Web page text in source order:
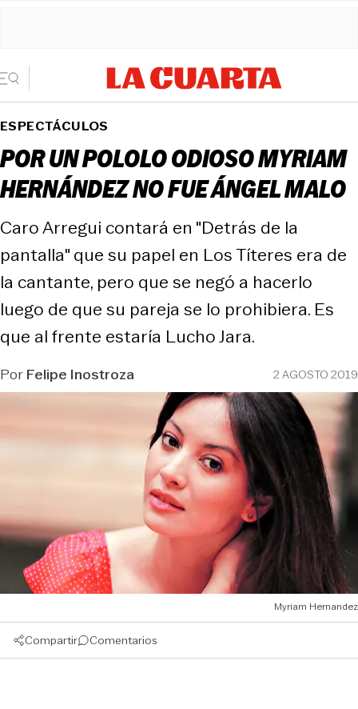
ESPECTÁCULOS
POR UN POLOLO ODIOSO MYRIAM
HERNÁNDEZ NO FUE ÁNGEL MALO
Caro Arregui contará en "Detrás de la
pantalla" que su papel en Los Títeres era de
la cantante, pero que se negó a hacerlo
luego de que su pareja se lo prohibiera. Es
que al frente estaría Lucho Jara.
PorFelipe Inostroza 2 AGOSTO 2019
Myriam Hernandez
Compartir Comentarios